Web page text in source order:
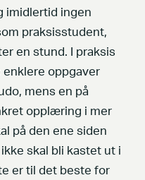
imidlertid ingen
praksisstudent,
en stund. I praksis
enklere oppgaver
mens en på
opplæring i mer
på den ene siden
skal bli kastet ut i
er til det beste for